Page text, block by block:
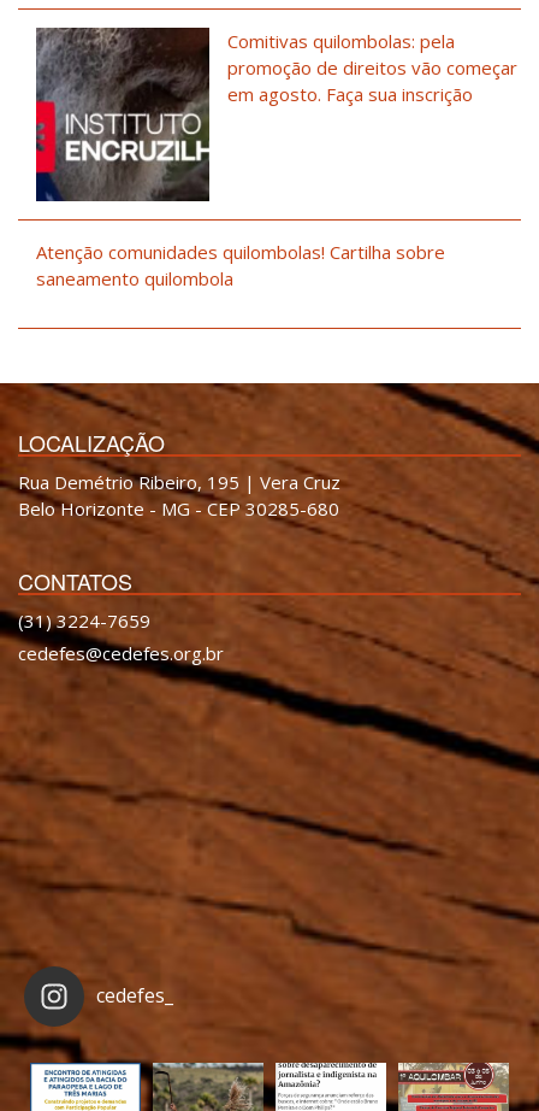
Comitivas quilombolas: pela
promoção de direitos vão começar
em agosto. Faça sua inscrição
Atenção comunidades quilombolas! Cartilha sobre
saneamento quilombola
LOCALIZAÇÃO
Rua Demétrio Ribeiro, 195 | Vera Cruz
Belo Horizonte - MG - CEP 30285-680
CONTATOS
(31) 3224-7659
cedefes@cedefes.org.br
cedefes_